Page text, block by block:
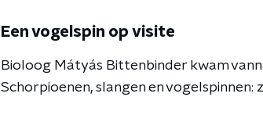
Een vogelspin op visite
Bioloog Mátyás Bittenbinder kwam
Schorpioenen, slangen en vogelspinnen: